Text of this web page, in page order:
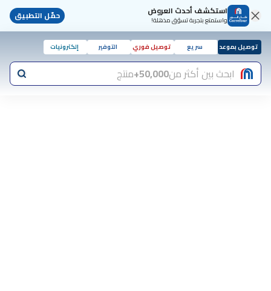
استكشف أحدث العروض
واستمتع بتجربة تسوّق مذهلة! حمّل التطبيق
توصيل بموعد سريع توصيل فوري التوفير إلكترونيات
ابحث بين أكثر من50,000+ منتج